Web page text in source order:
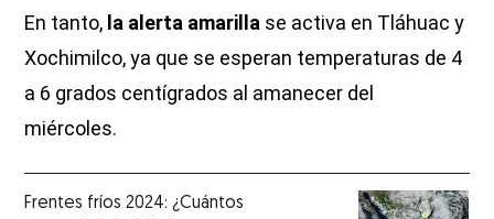
En tanto, la alerta amarilla se activa en Tláhuac y
Xochimilco, ya que se esperan temperaturas de 4
a 6 grados centígrados al amanecer del
miércoles.
Frentes fríos 2024: ¿Cuántos